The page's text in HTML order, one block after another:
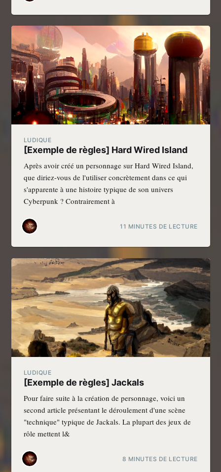
LUDIQUE
[Exemple de règles] Hard Wired Island
Après avoir créé un personnage sur Hard Wired Island,
que diriez-vous de l'utiliser concrètement dans ce qui
s'apparente à une histoire typique de son univers
Cyberpunk ? Contrairement à
11 MINUTES DE LECTURE
LUDIQUE
[Exemple de règles] Jackals
Pour faire suite à la création de personnage, voici un
second article présentant le déroulement d'une scène
"technique" typique de Jackals. La plupart des jeux de
rôle mettent l&
8 MINUTES DE LECTURE